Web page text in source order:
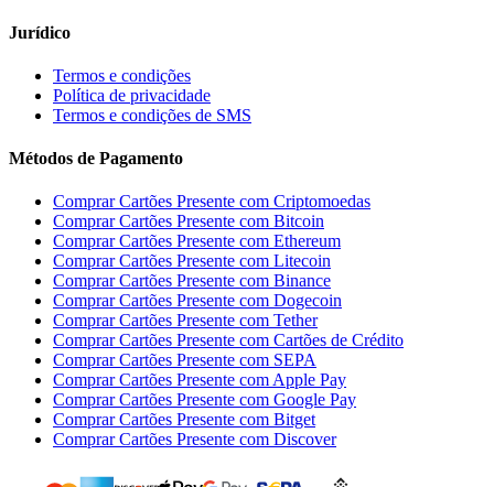
Jurídico
Termos e condições
Política de privacidade
Termos e condições de SMS
Métodos de Pagamento
Comprar Cartões Presente com Criptomoedas
Comprar Cartões Presente com Bitcoin
Comprar Cartões Presente com Ethereum
Comprar Cartões Presente com Litecoin
Comprar Cartões Presente com Binance
Comprar Cartões Presente com Dogecoin
Comprar Cartões Presente com Tether
Comprar Cartões Presente com Cartões de Crédito
Comprar Cartões Presente com SEPA
Comprar Cartões Presente com Apple Pay
Comprar Cartões Presente com Google Pay
Comprar Cartões Presente com Bitget
Comprar Cartões Presente com Discover